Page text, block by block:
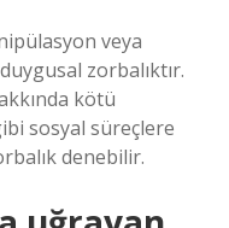
veya
zorbalıktır.
kötü
sosyal süreçlere
denebilir.